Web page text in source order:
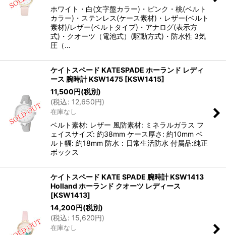
ホワイト・白(文字盤カラー)・ピンク・桃(ベルト
カラー)・ステンレス(ケース素材)・レザー(ベルト
素材)/レザー(ベルトタイプ)・アナログ(表示方
式)・クオーツ（電池式）(駆動方式)・防水性 3気
圧（…
ケイトスペード KATESPADE ホーランド レディ
ース 腕時計 KSW1475 [KSW1415]
11,500円(税別)
(税込: 12,650円)
在庫なし
ベルト素材: レザー 風防素材: ミネラルガラス フ
ェイスサイズ: 約38mm ケース厚さ: 約10mm ベ
ルト幅: 約18mm 防水：日常生活防水 付属品:純正
ボックス
ケイトスペード KATE SPADE 腕時計 KSW1413
Holland ホーランド クオーツ レディース
[KSW1413]
14,200円(税別)
(税込: 15,620円)
在庫なし